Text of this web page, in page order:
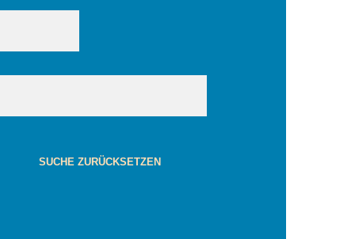
SUCHE ZURÜCKSETZEN